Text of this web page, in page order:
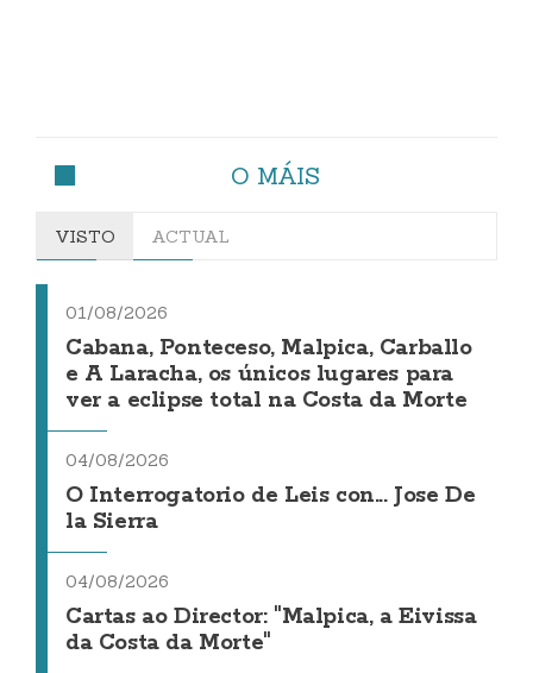
O MÁIS
VISTO ACTUAL
01/08/2026
Cabana, Ponteceso, Malpica, Carballo
e A Laracha, os únicos lugares para
ver a eclipse total na Costa da Morte
04/08/2026
O Interrogatorio de Leis con... Jose De
la Sierra
04/08/2026
Cartas ao Director: "Malpica, a Eivissa
da Costa da Morte"